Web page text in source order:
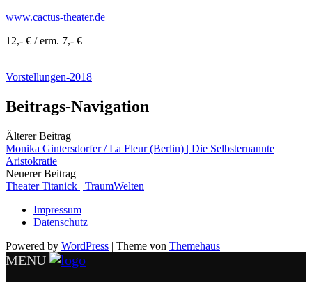
www.cactus-theater.de
12,- € / erm. 7,- €
Vorstellungen-2018
Beitrags-Navigation
Älterer Beitrag
Monika Gintersdorfer / La Fleur (Berlin) | Die Selbsternannte
Aristokratie
Neuerer Beitrag
Theater Titanick | TraumWelten
Impressum
Datenschutz
Powered by WordPress | Theme von Themehaus
MENU